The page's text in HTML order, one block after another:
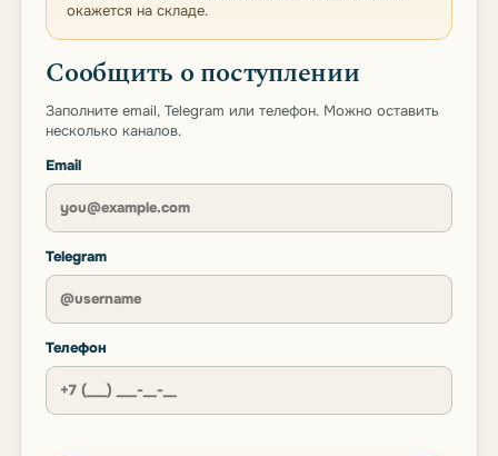
окажется на складе.
Сообщить о поступлении
Заполните email, Telegram или телефон. Можно оставить
несколько каналов.
Email
Telegram
Телефон